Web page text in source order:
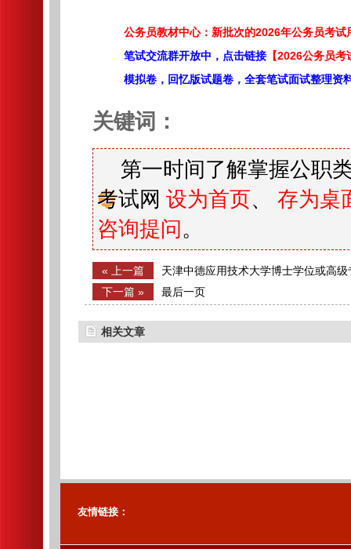
公务员教材中心：新批次的2026年公务员考试
笔试交流群开放中，点击链接 【2026公务员
模拟卷，回忆版试题卷，全套笔试面试整理资
关键词：
第一时间了解掌握公职
考试网 设为首页、 存为桌
咨询提问 。
« 上一篇 天津中德应用技术大学博士学位或高
位招聘通过资格审查人员名单
下一篇 » 最后一页
相关文章
友情链接：